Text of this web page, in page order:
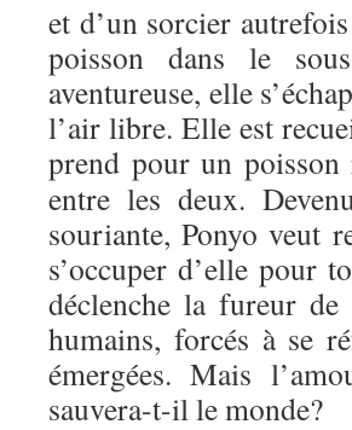
et d’un sorcier
poisson dans le
aventureuse, elle
l’air libre. Elle est
prend pour un poisson
entre les deux.
souriante, Ponyo veut
s’occuper d’elle pour
déclenche la fureur de
humains, forcés à se
émergées. Mais
sauvera-t-il le monde?